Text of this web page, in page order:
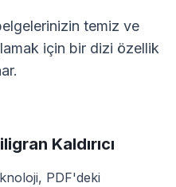
temiz ve
için bir dizi özellik
Kaldırıcı
PDF'deki